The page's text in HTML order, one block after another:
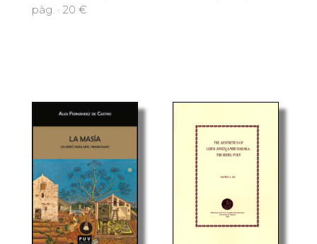
pàg. · 20 €